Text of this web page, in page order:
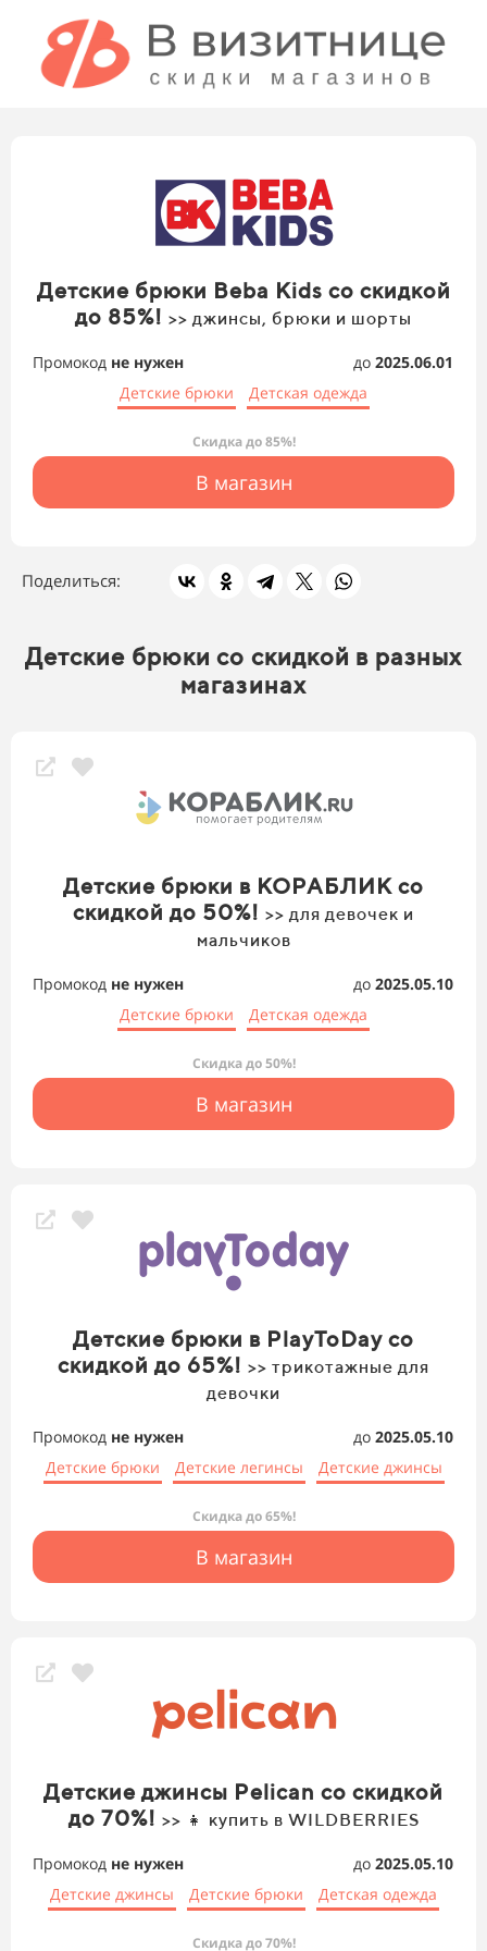
Детские брюки Beba Kids со скидкой
до 85%! >> джинсы, брюки и шорты
Промокод не нужен до 2025.06.01
Детские брюки
Детская одежда
Скидка до 85%!
В магазин
Поделиться:
Детские брюки со скидкой в разных
магазинах
Детские брюки в КОРАБЛИК со
скидкой до 50%! >> для девочек и
мальчиков
Промокод не нужен до 2025.05.10
Детские брюки
Детская одежда
Скидка до 50%!
В магазин
Детские брюки в PlayToDay со
скидкой до 65%! >> трикотажные для
девочки
Промокод не нужен до 2025.05.10
Детские брюки
Детские легинсы Детские джинсы
Скидка до 65%!
В магазин
Детские джинсы Pelican со скидкой
до 70%! >> 👧 купить в WILDBERRIES
Промокод не нужен до 2025.05.10
Детские джинсы
Детские брюки Детская одежда
Скидка до 70%!